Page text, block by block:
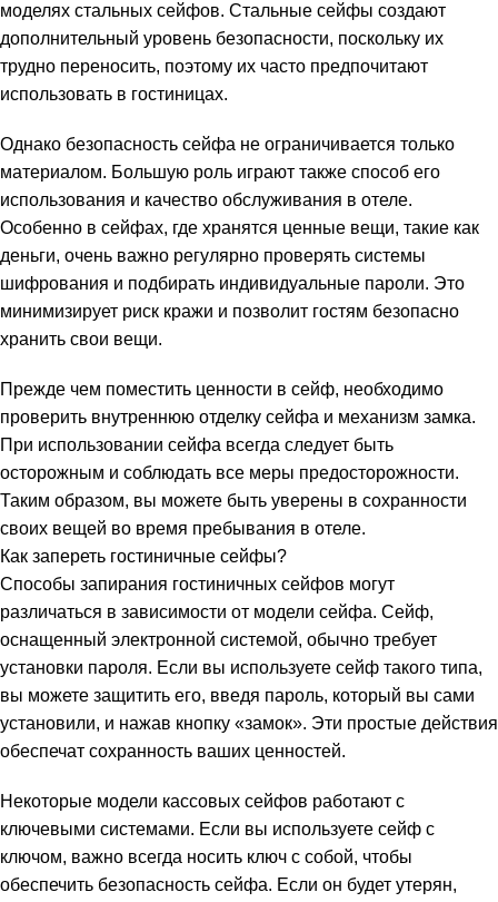
моделях стальных сейфов. Стальные сейфы создают
дополнительный уровень безопасности, поскольку их
трудно переносить, поэтому их часто предпочитают
использовать в гостиницах.
Однако безопасность сейфа не ограничивается только
материалом. Большую роль играют также способ его
использования и качество обслуживания в отеле.
Особенно в сейфах, где хранятся ценные вещи, такие как
деньги, очень важно регулярно проверять системы
шифрования и подбирать индивидуальные пароли. Это
минимизирует риск кражи и позволит гостям безопасно
хранить свои вещи.
Прежде чем поместить ценности в сейф, необходимо
проверить внутреннюю отделку сейфа и механизм замка.
При использовании сейфа всегда следует быть
осторожным и соблюдать все меры предосторожности.
Таким образом, вы можете быть уверены в сохранности
своих вещей во время пребывания в отеле.
Как запереть гостиничные сейфы?
Способы запирания гостиничных сейфов могут
различаться в зависимости от модели сейфа. Сейф,
оснащенный электронной системой, обычно требует
установки пароля. Если вы используете сейф такого типа,
вы можете защитить его, введя пароль, который вы сами
установили, и нажав кнопку «замок». Эти простые действия
обеспечат сохранность ваших ценностей.
Некоторые модели кассовых сейфов работают с
ключевыми системами. Если вы используете сейф с
ключом, важно всегда носить ключ с собой, чтобы
обеспечить безопасность сейфа. Если он будет утерян,